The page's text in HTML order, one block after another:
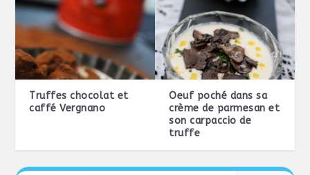
Truffes chocolat et
caffé Vergnano
Oeuf poché dans sa
crème de parmesan et
son carpaccio de
truffe